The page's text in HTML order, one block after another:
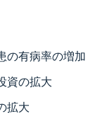
の有病率の増加
資の拡大
拡大